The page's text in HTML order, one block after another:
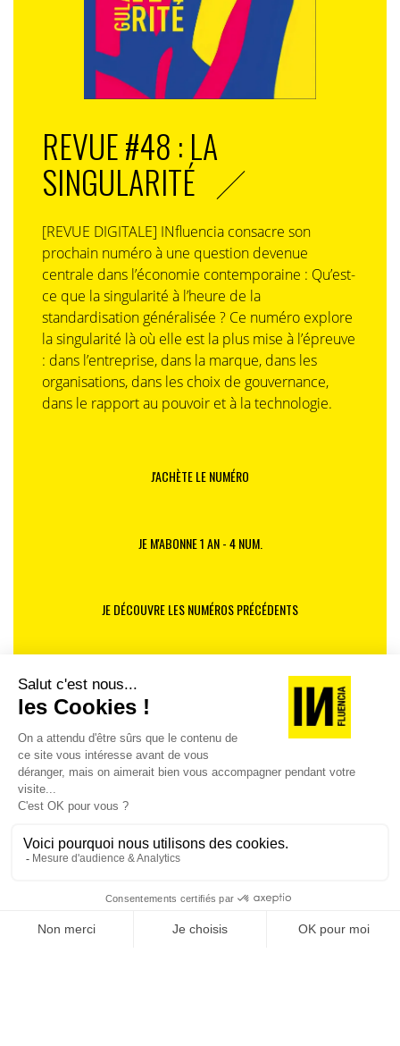
REVUE #48 : LA
SINGULARITÉ
[REVUE DIGITALE] INfluencia consacre son
prochain numéro à une question devenue
centrale dans l’économie contemporaine : Qu’est-
ce que la singularité à l’heure de la
standardisation généralisée ? Ce numéro explore
la singularité là où elle est la plus mise à l’épreuve
: dans l’entreprise, dans la marque, dans les
organisations, dans les choix de gouvernance,
dans le rapport au pouvoir et à la technologie.
J'ACHÈTE LE NUMÉRO
JE M'ABONNE 1 AN - 4 NUM.
JE DÉCOUVRE LES NUMÉROS PRÉCÉDENTS